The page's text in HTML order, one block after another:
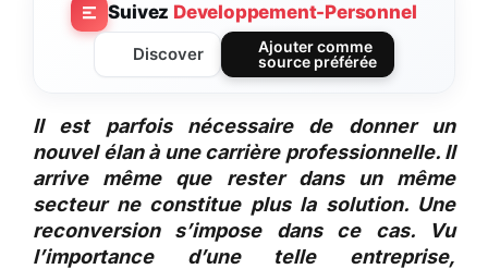
Suivez Developpement-Personnel
Discover
Ajouter comme
source préférée
Il est parfois nécessaire de donner un
nouvel élan à une carrière professionnelle. Il
arrive même que rester dans un même
secteur ne constitue plus la solution. Une
reconversion s’impose dans ce cas. Vu
l’importance d’une telle entreprise,